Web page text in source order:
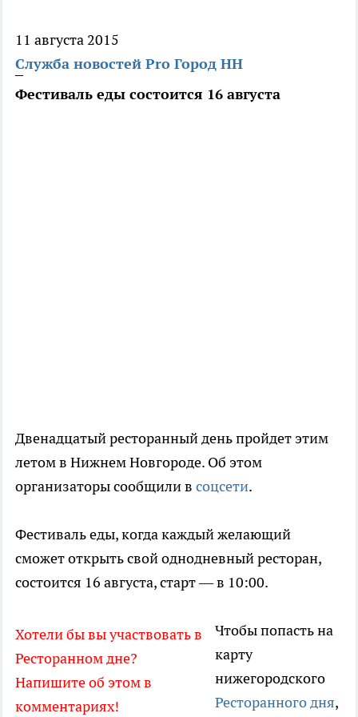
11 августа 2015
Служба новостей Pro Город НН
Фестиваль еды состоится 16 августа
Двенадцатый ресторанный день пройдет этим
летом в Нижнем Новгороде. Об этом
организаторы сообщили в соцсети.
Фестиваль еды, когда каждый желающий
сможет открыть свой однодневный ресторан,
состоится 16 августа, старт — в 10:00.
Хотели бы вы участвовать в
Ресторанном дне?
Напишите об этом в
комментариях!
Чтобы попасть на
карту
нижегородского
Ресторанного дня,